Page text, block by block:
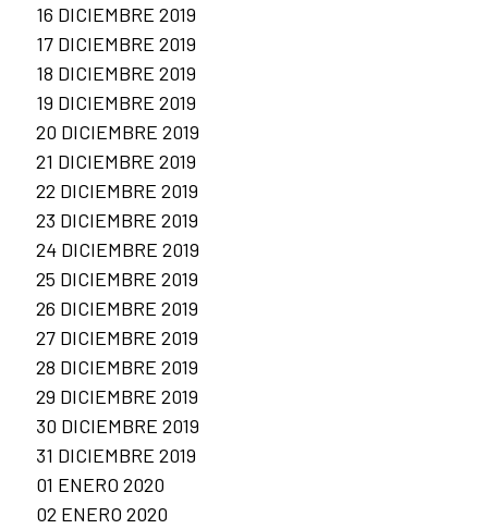
16 DICIEMBRE 2019
17 DICIEMBRE 2019
18 DICIEMBRE 2019
19 DICIEMBRE 2019
20 DICIEMBRE 2019
21 DICIEMBRE 2019
22 DICIEMBRE 2019
23 DICIEMBRE 2019
24 DICIEMBRE 2019
25 DICIEMBRE 2019
26 DICIEMBRE 2019
27 DICIEMBRE 2019
28 DICIEMBRE 2019
29 DICIEMBRE 2019
30 DICIEMBRE 2019
31 DICIEMBRE 2019
01 ENERO 2020
02 ENERO 2020